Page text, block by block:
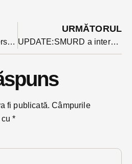
S-au autoservit cu traversele de cale ferată dezafectate ca la market. Au șterpelit și căruciorul
URMĂTORUL
UPDATE:SMURD a intervenit cu o șenilată într-o zonă greu accesibilă din Dumitra după ce o adolescentă a fost prinsă sub o căruță
fi publicată. Câmpurile
cu*